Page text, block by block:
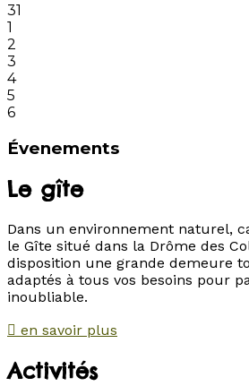
31
1
2
3
4
5
6
Évenements
Le gîte
Dans un environnement naturel,
le Gîte situé dans la Drôme des
disposition une grande demeure
adaptés à tous vos besoins pour
inoubliable.
en savoir plus
Activités